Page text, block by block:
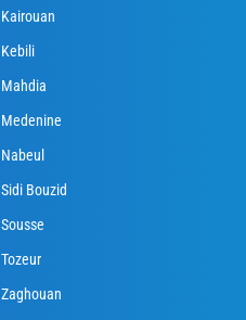
Kairouan
Kebili
Mahdia
Medenine
Nabeul
Sidi Bouzid
Sousse
Tozeur
Zaghouan